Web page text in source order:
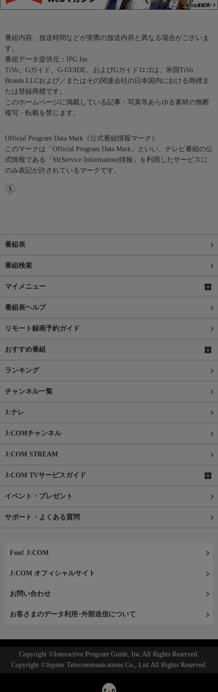
番組内容、放送時間などが実際の放送内容と異なる場合がございま
す。
番組データ提供元：IPG Inc.
TiVo、Gガイド、G-GUIDE、およびGガイドロゴは、米国TiVo
Brands LLCおよび／またはその関連会社の日本国内における商標ま
たは登録商標です。
このホームページに掲載している記事・写真等あらゆる素材の無断
複写・転載を禁じます。
Official Program Data Mark（公式番組情報マーク）
このマークは「Official Program Data Mark」といい、テレビ番組の公
式情報である「SI(Service Information)情報」を利用したサービスに
のみ表記が許されているマークです。
番組表
番組検索
マイメニュー
番組表ヘルプ
リモート録画予約ガイド
おすすめ番組
ランキング
チャンネル一覧
J:テレ
J:COMチャンネル
J:COM STREAM
J:COM TVサービスガイド
イベント・プレゼント
サポート・よくある質問
Fun! J:COM
J:COM オフィシャルサイト
お問い合わせ
お客さまのデータ利用･外部送信について
Copyright ©Interactive Program Guide, Inc.All Rights Reserved.
Copyright ©Jupiter Telecommunications Co., Ltd.All Rights Reserved.